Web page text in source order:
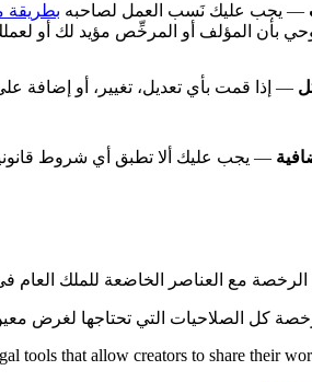
— يجب عليك نَسب العمل لصاحبه بطريقة
بأن المؤلف أو المرخِّص مؤيد لك أو
— إذا قمت بأي تعديل، تغيير، أو إضافة
— يجب عليك ألا تطبق أي شروط
الرخصة مع العناصر الخاضعة للملك
كل الصلاحيات التي تحتاجها لغرض
tools that allow creators to share their